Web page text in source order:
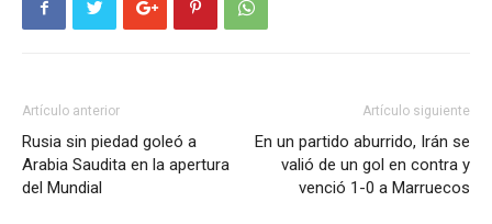
Artículo anterior
Rusia sin piedad goleó a
Arabia Saudita en la apertura
del Mundial
Artículo siguiente
En un partido aburrido, Irán se
valió de un gol en contra y
venció 1-0 a Marruecos